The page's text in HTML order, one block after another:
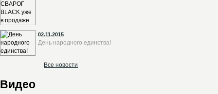
02.11.2015
День народного единства!
Все новости
Видео